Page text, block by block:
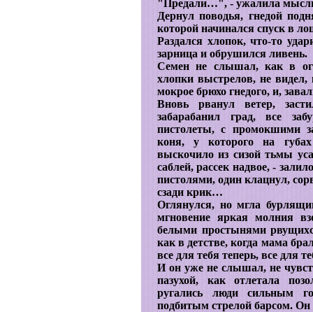
"Предали…", - ужалила
Дернул поводья, гнедой
которой начинался спуск в
Раздался хлопок, что-то
зарница и обрушился ливень.
Семен не слышал, как в
хлопки выстрелов, не видел,
мокрое брюхо гнедого, и,
Вновь рванул ветер,
забарабанил град, все
пистолеты, с промокшими
коня, у которого на
выскочило из сизой тьмы
саблей, рассек надвое, -
пистолями, один клацнул,
сзади крик…
Оглянулся, но мгла
мгновение яркая молния
белыми простынями
как в детстве, когда мама
все для тебя теперь, все для
И он уже не слышал, не
пазухой, как отлетала
ругались люди сильным
подбитым стрелой барсом.